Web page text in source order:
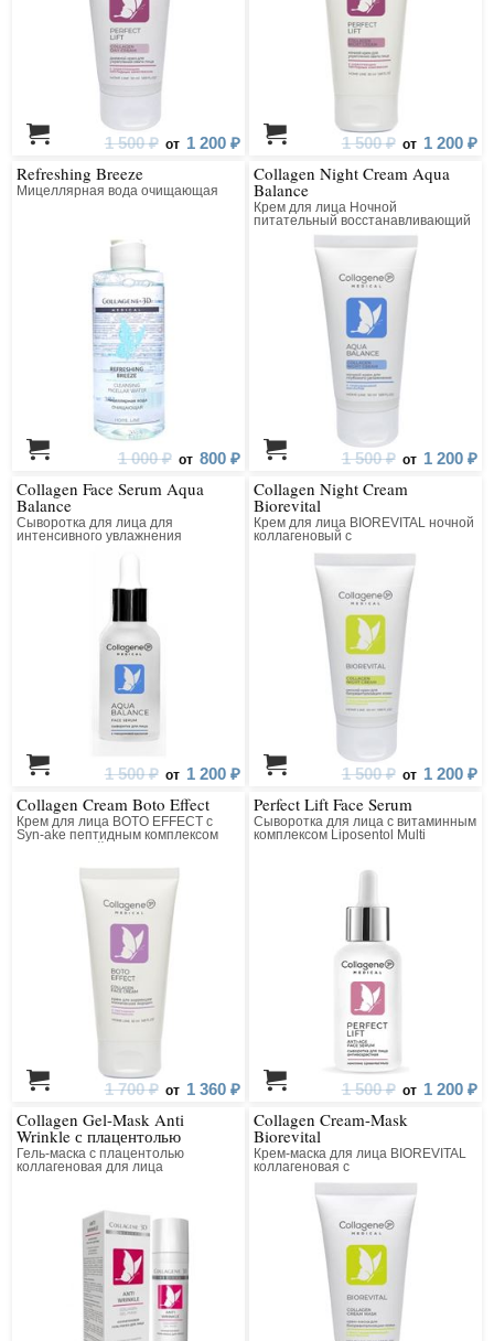
1 500 ₽ от 1 200 ₽ 1 500 ₽ от 1 200 ₽
Refreshing Breeze
Мицеллярная вода очищающая
1 000 ₽ от 800 ₽
Collagen Night Cream Aqua
Balance
Крем для лица Ночной
питательный восстанавливающий
1 500 ₽ от 1 200 ₽
Collagen Face Serum Aqua
Balance
Сыворотка для лица для
интенсивного увлажнения
1 500 ₽ от 1 200 ₽
Collagen Night Cream
Biorevital
Крем для лица BIOREVITAL ночной
коллагеновый с
1 500 ₽ от 1 200 ₽
Collagen Cream Boto Effect
Крем для лица BOTO EFFECT с
Syn-ake пептидным комплексом
коллагеновый
1 700 ₽ от 1 360 ₽
Perfect Lift Face Serum
Сыворотка для лица с витаминным
комплексом Liposentol Multi
1 500 ₽ от 1 200 ₽
Collagen Gel-Mask Anti
Wrinkle с плацентолью
Гель-маска с плацентолью
коллагеновая для лица
Collagen Cream-Mask
Biorevital
Крем-маска для лица BIOREVITAL
коллагеновая с
восстанавливающим комплексом